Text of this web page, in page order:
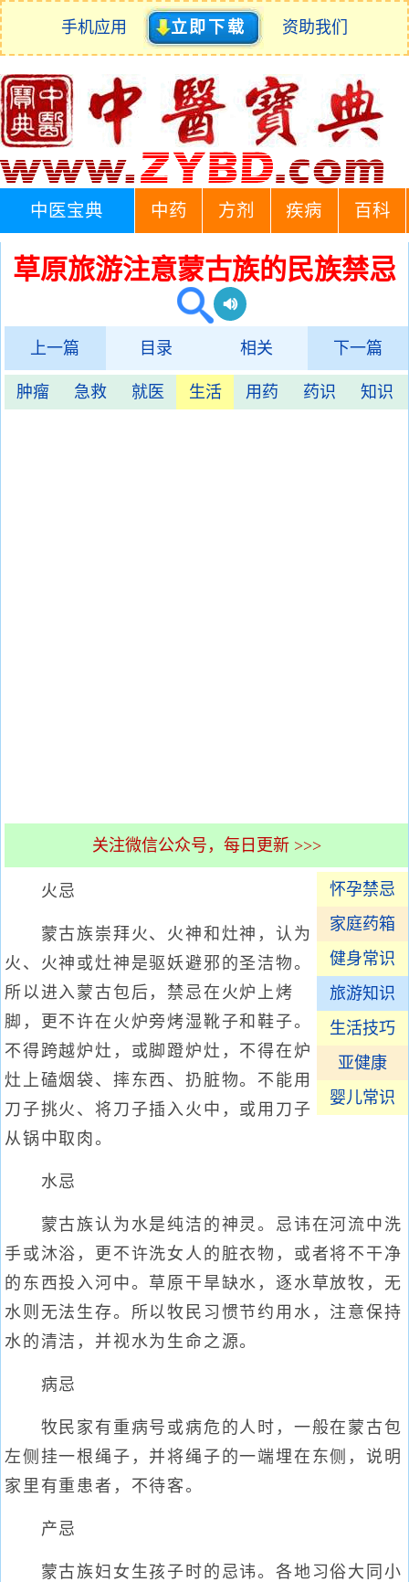
手机应用 立即下载 资助我们
中医宝典 中药 方剂 疾病 百科
草原旅游注意蒙古族的民族禁忌
上一篇 目录 相关 下一篇
肿瘤 急救 就医 生活 用药 药识 知识
关注微信公众号，每日更新 >>>
怀孕禁忌
家庭药箱
健身常识
旅游知识
生活技巧
亚健康
婴儿常识
火忌
蒙古族崇拜火、火神和灶神，认为
火、火神或灶神是驱妖避邪的圣洁物。
所以进入蒙古包后，禁忌在火炉上烤
脚，更不许在火炉旁烤湿靴子和鞋子。
不得跨越炉灶，或脚蹬炉灶，不得在炉
灶上磕烟袋、摔东西、扔脏物。不能用
刀子挑火、将刀子插入火中，或用刀子
从锅中取肉。
水忌
蒙古族认为水是纯洁的神灵。忌讳在河流中洗
手或沐浴，更不许洗女人的脏衣物，或者将不干净
的东西投入河中。草原干旱缺水，逐水草放牧，无
水则无法生存。所以牧民习惯节约用水，注意保持
水的清洁，并视水为生命之源。
病忌
牧民家有重病号或病危的人时，一般在蒙古包
左侧挂一根绳子，并将绳子的一端埋在东侧，说明
家里有重患者，不待客。
产忌
蒙古族妇女生孩子时的忌讳。各地习俗大同小